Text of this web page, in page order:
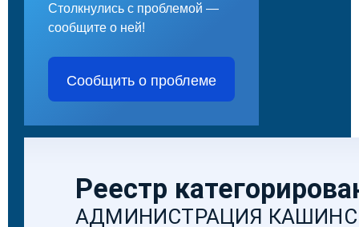
Столкнулись с проблемой —
сообщите о ней!
Сообщить о проблеме